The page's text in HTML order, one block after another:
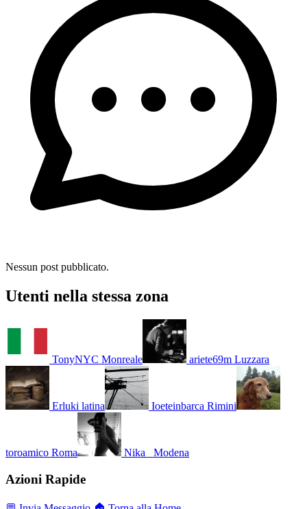
Nessun post pubblicato.
Utenti nella stessa zona
TonyNYC Monreale ariete69m Luzzara
Erluki latina Ioeteinbarca Rimini
toroamico Roma Nika_ Modena
Azioni Rapide